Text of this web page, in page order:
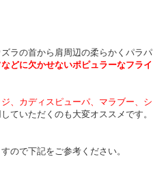
ラの首から肩周辺の柔らかくパラパ
どに欠かせないポピュラーなフライ
、カディスピューパ、マラブー、シ
ていただくのも大変オススメです。
ので下記をご参考ください。